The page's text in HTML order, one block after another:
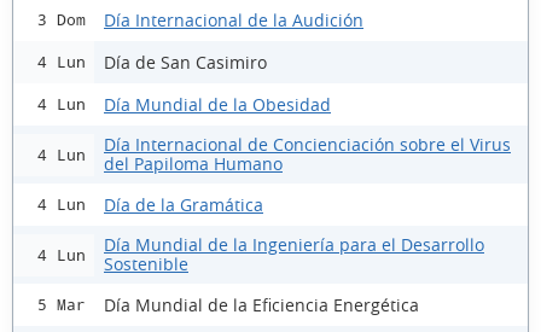
3 Dom Día Internacional de la Audición
4 Lun Día de San Casimiro
4 Lun Día Mundial de la Obesidad
4 Lun
Día Internacional de Concienciación sobre el Virus
del Papiloma Humano
4 Lun Día de la Gramática
4 Lun
Día Mundial de la Ingeniería para el Desarrollo
Sostenible
5 Mar Día Mundial de la Eficiencia Energética